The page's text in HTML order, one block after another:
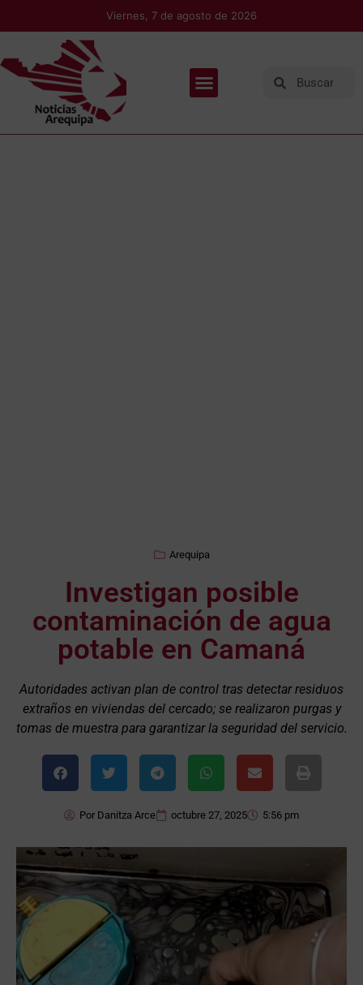
Viernes, 7 de agosto de 2026
Arequipa
Investigan posible
contaminación de agua
potable en Camaná
Autoridades activan plan de control tras detectar residuos
extraños en viviendas del cercado; se realizaron purgas y
tomas de muestra para garantizar la seguridad del servicio.
Por Danitza Arce octubre 27, 2025 5:56 pm